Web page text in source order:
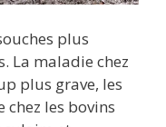
plus
La maladie chez
plus grave, les
les bovins